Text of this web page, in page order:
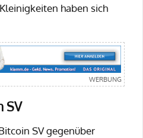
haben sich
SV
SV gegenüber